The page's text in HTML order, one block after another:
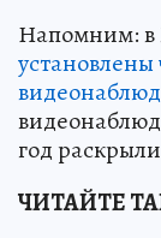
Напомним: в
год
ЧИТАЙТЕ